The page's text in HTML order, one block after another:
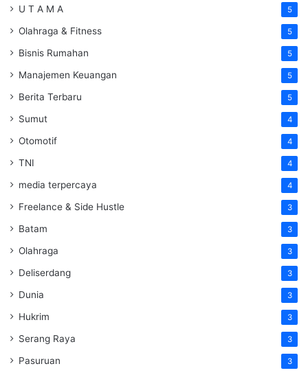
U T A M A 5
Olahraga & Fitness 5
Bisnis Rumahan 5
Manajemen Keuangan 5
Berita Terbaru 5
Sumut 4
Otomotif 4
TNI 4
media terpercaya 4
Freelance & Side Hustle 3
Batam 3
Olahraga 3
Deliserdang 3
Dunia 3
Hukrim 3
Serang Raya 3
Pasuruan 3